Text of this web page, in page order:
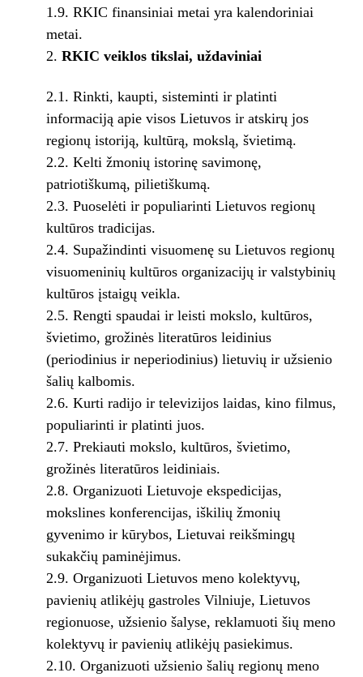
1.9. RKIC finansiniai metai yra kalendoriniai
metai.
RKIC veiklos tikslai, uždaviniai
2.1. Rinkti, kaupti, sisteminti ir platinti
informaciją apie visos Lietuvos ir atskirų jos
regionų istoriją, kultūrą, mokslą, švietimą.
2.2. Kelti žmonių istorinę savimonę,
patriotiškumą, pilietiškumą.
2.3. Puoselėti ir populiarinti Lietuvos regionų
kultūros tradicijas.
2.4. Supažindinti visuomenę su Lietuvos regionų
visuomeninių kultūros organizacijų ir valstybinių
kultūros įstaigų veikla.
2.5. Rengti spaudai ir leisti mokslo, kultūros,
švietimo, grožinės literatūros leidinius
(periodinius ir neperiodinius) lietuvių ir užsienio
šalių kalbomis.
2.6. Kurti radijo ir televizijos laidas, kino filmus,
populiarinti ir platinti juos.
2.7. Prekiauti mokslo, kultūros, švietimo,
grožinės literatūros leidiniais.
2.8. Organizuoti Lietuvoje ekspedicijas,
mokslines konferencijas, iškilių žmonių
gyvenimo ir kūrybos, Lietuvai reikšmingų
sukakčių paminėjimus.
2.9. Organizuoti Lietuvos meno kolektyvų,
pavienių atlikėjų gastroles Vilniuje, Lietuvos
regionuose, užsienio šalyse, reklamuoti šių meno
kolektyvų ir pavienių atlikėjų pasiekimus.
2.10. Organizuoti užsienio šalių regionų meno